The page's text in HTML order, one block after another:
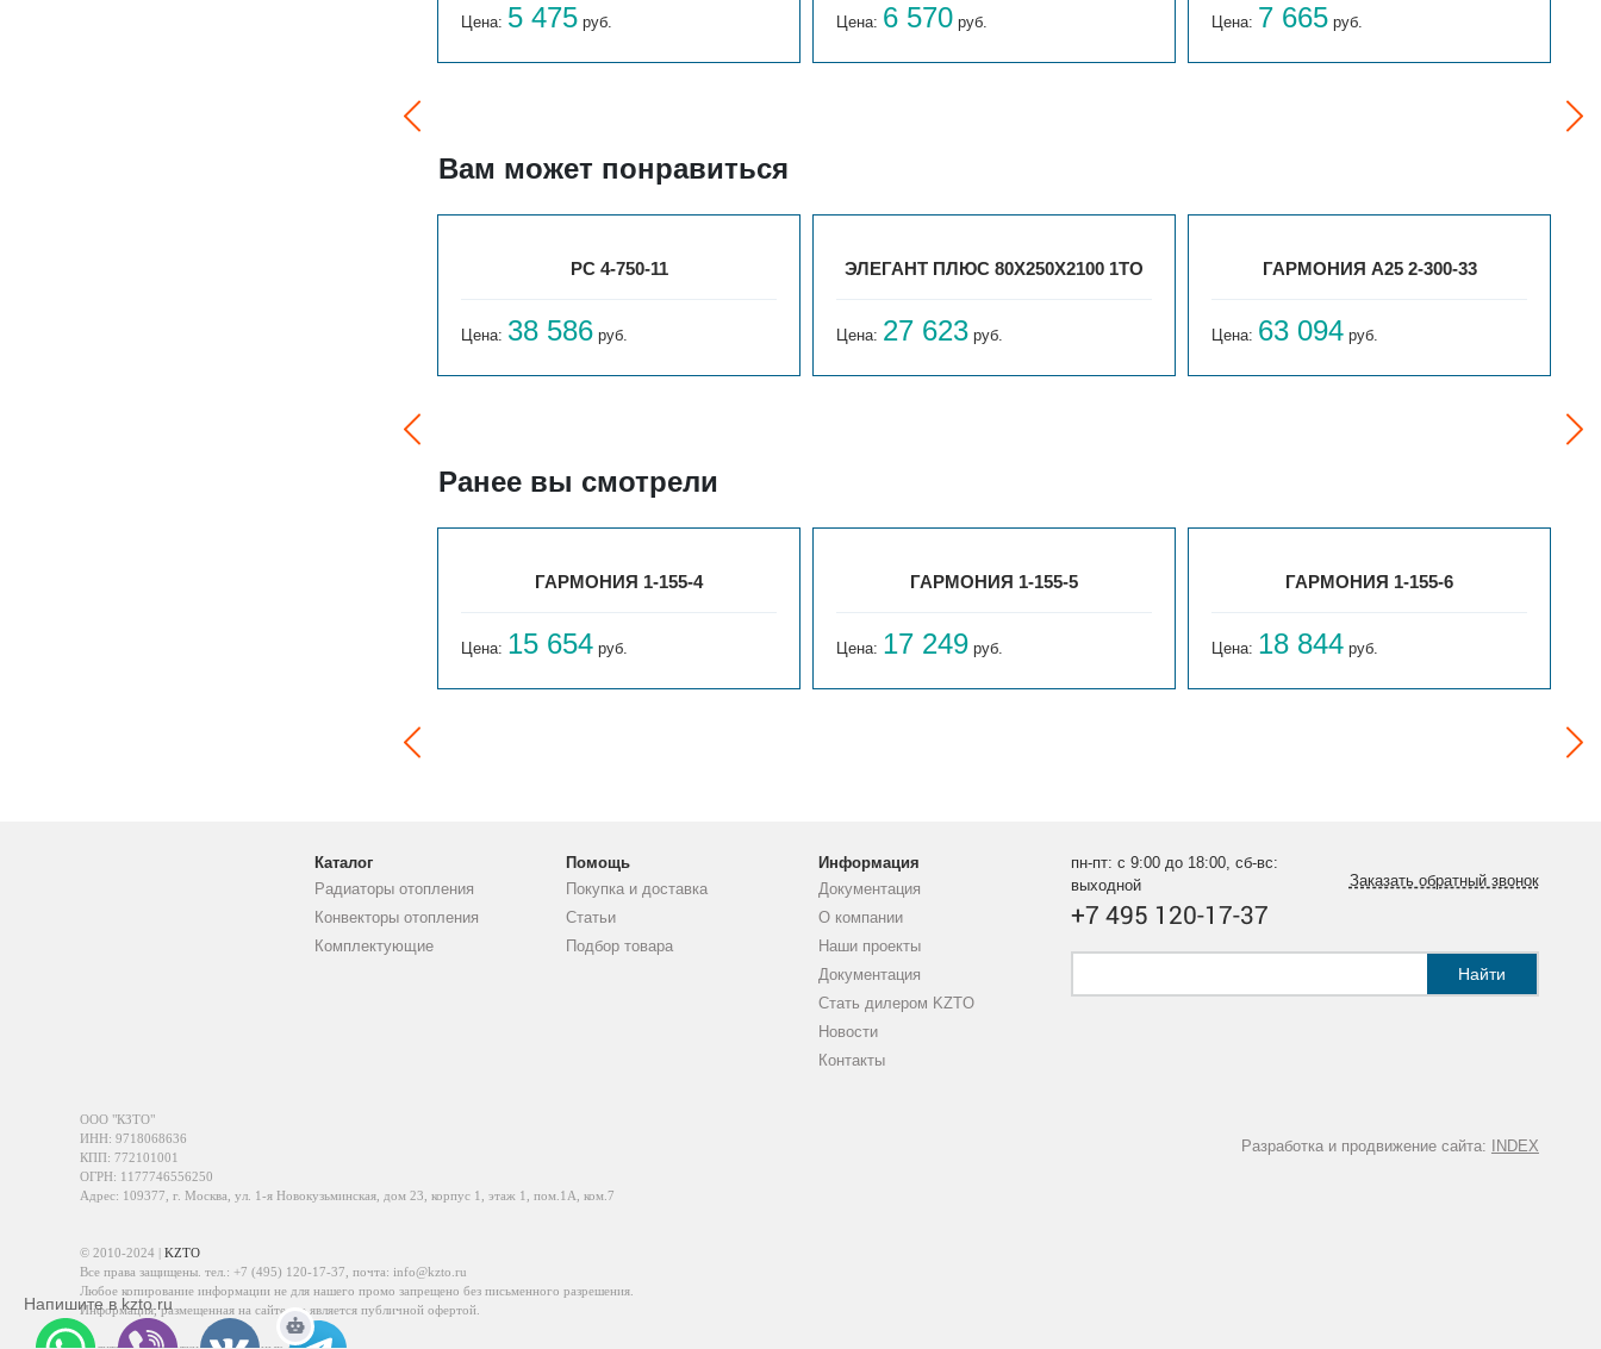
Цена: 5 475 руб. Цена: 6 570 руб. Цена: 7 665 руб.
Вам может понравиться
РС 4-750-11
Цена: 38 586 руб.
ЭЛЕГАНТ ПЛЮС 80X250X2100 1ТО
Цена: 27 623 руб.
ГАРМОНИЯ А25 2-300-33
Цена: 63 094 руб.
Ранее вы смотрели
ГАРМОНИЯ 1-155-4
Цена: 15 654 руб.
ГАРМОНИЯ 1-155-5
Цена: 17 249 руб.
ГАРМОНИЯ 1-155-6
Цена: 18 844 руб.
Каталог
Радиаторы отопления
Конвекторы отопления
Комплектующие
Помощь
Покупка и доставка
Статьи
Подбор товара
Информация
Документация
О компании
Наши проекты
Документация
Стать дилером KZTO
Новости
Контакты
пн-пт: с 9:00 до 18:00, сб-вс:
выходной
+7 495 120-17-37
Заказать обратный звонок
Найти
Разработка и продвижение сайта: INDEX
ООО "КЗТО"
ИНН: 9718068636
КПП: 772101001
ОГРН: 1177746556250
Адрес: 109377, г. Москва, ул. 1-я Новокузьминская, дом 23, корпус 1, этаж 1, пом.1А, ком.7
© 2010-2024 | KZTO
Все права защищены. тел.: +7 (495) 120-17-37 , почта: info@kzto.ru
Любое копирование информации не для нашего промо запрещено без письменного разрешения.
Информация, размещенная на сайте, не является публичной офертой.
Напишите в kzto.ru